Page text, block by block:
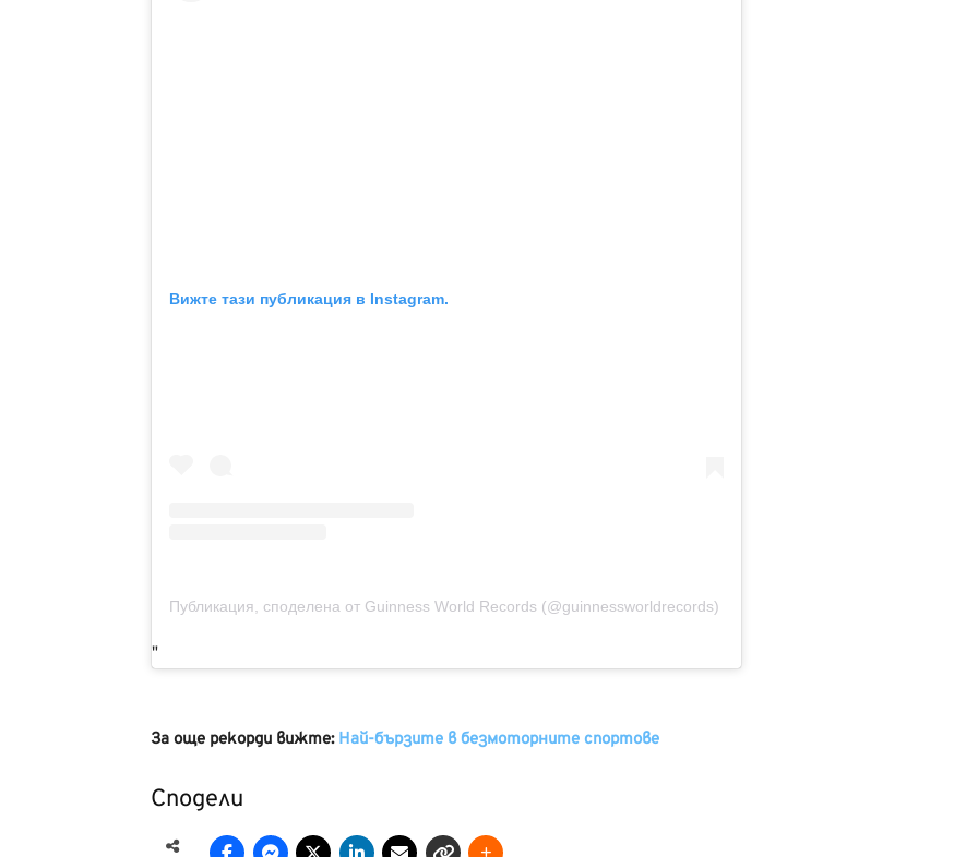
Вижте тази публикация в Instagram.
Публикация, споделена от Guinness World Records (@guinnessworldrecords)
За още рекорди вижте: Най-бързите в безмоторните спортове
Сподели